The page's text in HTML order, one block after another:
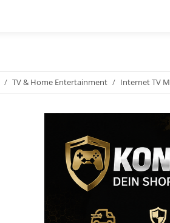
TV & Home Entertainment Internet TV